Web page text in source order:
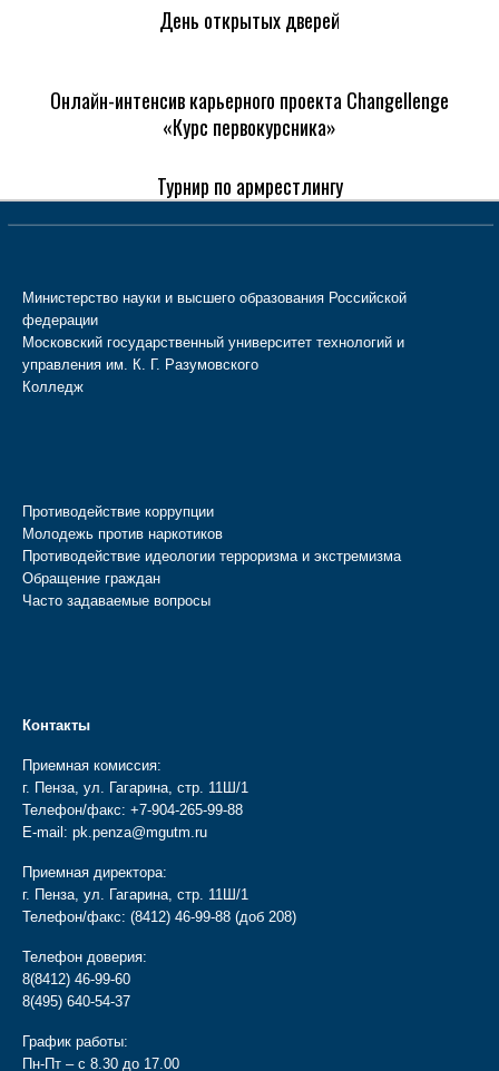
День открытых дверей
Онлайн-интенсив карьерного проекта Changellenge
«Курс первокурсника»
Турнир по армрестлингу
Министерство науки и высшего образования Российской
федерации
Московский государственный университет технологий и
управления им. К. Г. Разумовского
Колледж
Противодействие коррупции
Молодежь против наркотиков
Противодействие идеологии терроризма и экстремизма
Обращение граждан
Часто задаваемые вопросы
Контакты
Приемная комиссия:
г. Пенза, ул. Гагарина, стр. 11Ш/1
Телефон/факс: +7-904-265-99-88
E-mail: pk.penza@mgutm.ru
Приемная директора:
г. Пенза, ул. Гагарина, стр. 11Ш/1
Телефон/факс: (8412) 46-99-88 (доб 208)
Телефон доверия:
8(8412) 46-99-60
8(495) 640-54-37
График работы:
Пн-Пт – с 8.30 до 17.00